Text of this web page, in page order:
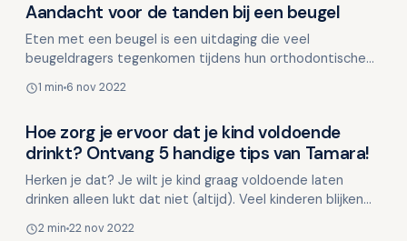
Aandacht voor de tanden bij een beugel
Eten met een beugel is een uitdaging die veel
beugeldragers tegenkomen tijdens hun orthodontische
in je…
1 min 6 nov 2022
Voeding en mondgezondheid
Hoe zorg je ervoor dat je kind voldoende
drinkt? Ontvang 5 handige tips van Tamara!
Herken je dat? Je wilt je kind graag voldoende laten
drinken alleen lukt dat niet (altijd). Veel kinderen blijken
2 min 22 nov 2022